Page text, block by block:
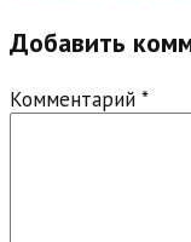
Добавить
Комментарий *